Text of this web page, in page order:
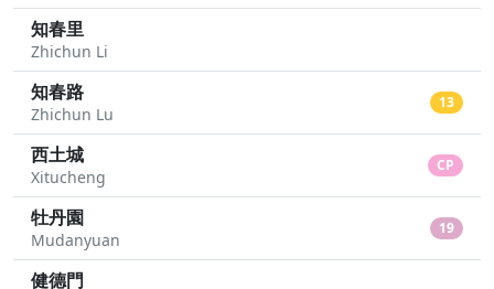
知春里
Zhichun Li
知春路
Zhichun Lu
13
西土城
Xitucheng
CP
牡丹園
Mudanyuan
19
健德門